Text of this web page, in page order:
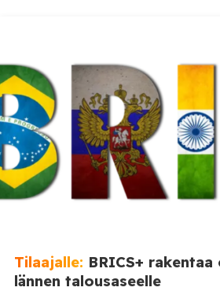
prosenttia hyväksyy palkkaerot myös
tekevien välillä, jos niiden […]
Tilaajalle: BRICS+
lännen talousaseelle